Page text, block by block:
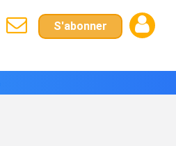
S'abonner